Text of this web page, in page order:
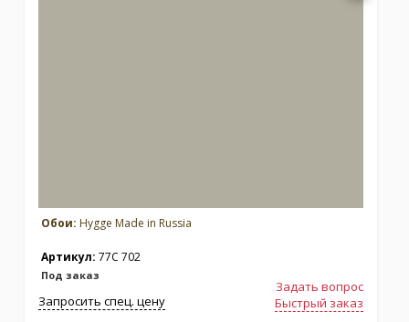
Обои: Hygge Made in Russia
Артикул: 77C 702
Под заказ
Задать вопрос
Быстрый заказ
Запросить спец. цену